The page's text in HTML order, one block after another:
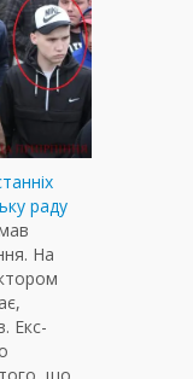
раду
На
Екс-